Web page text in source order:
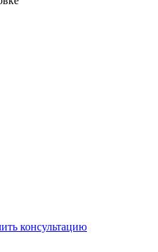
консультацию